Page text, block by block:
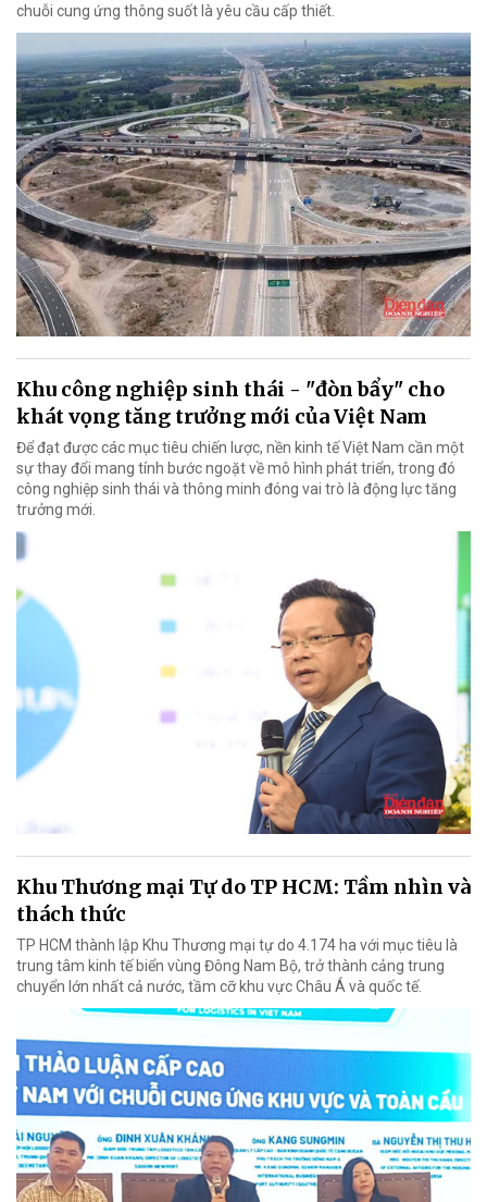
chuỗi cung ứng thông suốt là yêu cầu cấp thiết.
Khu công nghiệp sinh thái - "đòn bẩy" cho
khát vọng tăng trưởng mới của Việt Nam
Để đạt được các mục tiêu chiến lược, nền kinh tế Việt Nam cần một
sự thay đổi mang tính bước ngoặt về mô hình phát triển, trong đó
công nghiệp sinh thái và thông minh đóng vai trò là động lực tăng
trưởng mới.
Khu Thương mại Tự do TP HCM: Tầm nhìn và
thách thức
TP HCM thành lập Khu Thương mại tự do 4.174 ha với mục tiêu là
trung tâm kinh tế biển vùng Đông Nam Bộ, trở thành cảng trung
chuyển lớn nhất cả nước, tầm cỡ khu vực Châu Á và quốc tế.